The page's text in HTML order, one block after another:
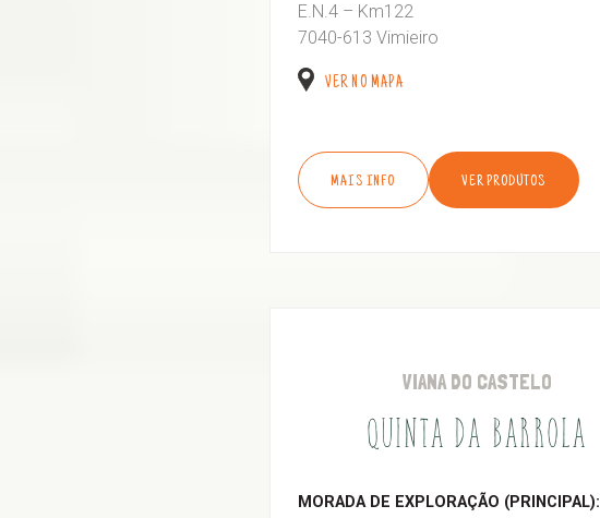
E.N.4 – Km122
7040-613 Vimieiro
VER NO MAPA
MAIS INFO VER PRODUTOS
VIANA DO CASTELO
QUINTA DA BARROLA
MORADA DE EXPLORAÇÃO (PRINCIPAL):